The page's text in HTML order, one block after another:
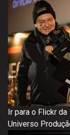
Ir para o Flickr da
Universo